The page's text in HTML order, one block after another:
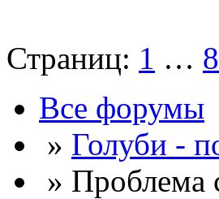
Страниц: 1 … 8
Все форумы
» Голуби -
» Проблема